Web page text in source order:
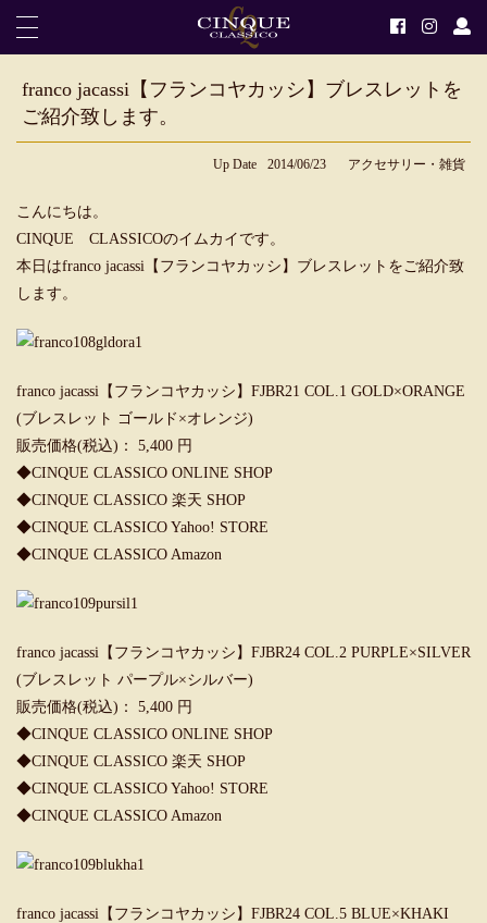
franco jacassi【フランコヤカッシ】ブレスレットを
ご紹介致します。
Up Date 2014/06/23 アクセサリー・雑貨
こんにちは。
CINQUE CLASSICOのイムカイです。
本日はfranco jacassi【フランコヤカッシ】ブレスレットをご紹介致
します。
franco jacassi【フランコヤカッシ】FJBR21 COL.1 GOLD×ORANGE
(ブレスレット ゴールド×オレンジ)
販売価格(税込)： 5,400 円
◆CINQUE CLASSICO ONLINE SHOP
◆CINQUE CLASSICO 楽天 SHOP
◆CINQUE CLASSICO Yahoo! STORE
◆CINQUE CLASSICO Amazon
franco jacassi【フランコヤカッシ】FJBR24 COL.2 PURPLE×SILVER
(ブレスレット パープル×シルバー)
販売価格(税込)： 5,400 円
◆CINQUE CLASSICO ONLINE SHOP
◆CINQUE CLASSICO 楽天 SHOP
◆CINQUE CLASSICO Yahoo! STORE
◆CINQUE CLASSICO Amazon
franco jacassi【フランコヤカッシ】FJBR24 COL.5 BLUE×KHAKI